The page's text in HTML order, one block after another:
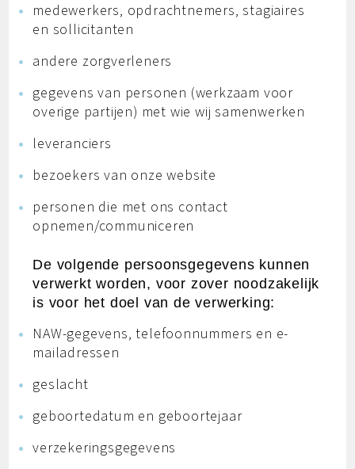
medewerkers, opdrachtnemers, stagiaires
en sollicitanten
andere zorgverleners
gegevens van personen (werkzaam voor
overige partijen) met wie wij samenwerken
leveranciers
bezoekers van onze website
personen die met ons contact
opnemen/communiceren
De volgende persoonsgegevens kunnen
verwerkt worden, voor zover noodzakelijk
is voor het doel van de verwerking:
NAW-gegevens, telefoonnummers en e-
mailadressen
geslacht
geboortedatum en geboortejaar
verzekeringsgegevens